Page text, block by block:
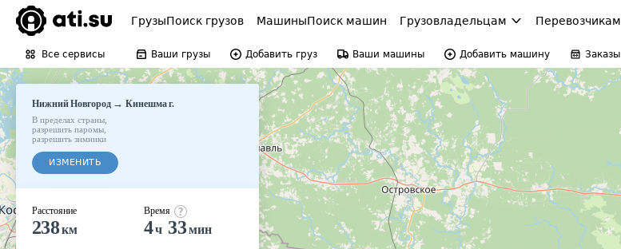
ГрузыПоиск грузов МашиныПоиск машин Грузовладельцам Перевозчикам
Все сервисы Ваши грузы Добавить груз Ваши машины Добавить машину Заказы
Нижний Новгород→Кинешма г.
В пределах страны
разрешить паромы
разрешить зимники
ИЗМЕНИТЬ
Расстояние
238км
Время
4ч 33мин